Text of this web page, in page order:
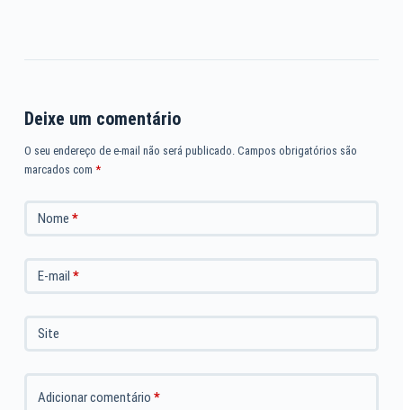
Deixe um comentário
O seu endereço de e-mail não será publicado. Campos obrigatórios são
marcados com *
Nome *
E-mail *
Site
Adicionar comentário *